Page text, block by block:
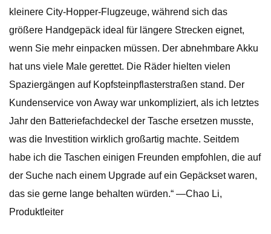
kleinere City-Hopper-Flugzeuge, während sich das
größere Handgepäck ideal für längere Strecken eignet,
wenn Sie mehr einpacken müssen. Der abnehmbare Akku
hat uns viele Male gerettet. Die Räder hielten vielen
Spaziergängen auf Kopfsteinpflasterstraßen stand. Der
Kundenservice von Away war unkompliziert, als ich letztes
Jahr den Batteriefachdeckel der Tasche ersetzen musste,
was die Investition wirklich großartig machte. Seitdem
habe ich die Taschen einigen Freunden empfohlen, die auf
der Suche nach einem Upgrade auf ein Gepäckset waren,
das sie gerne lange behalten würden.“ —Chao Li,
Produktleiter